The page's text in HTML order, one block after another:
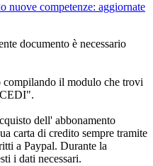
nuove competenze: aggiornate
documento è necessario
compilando il modulo che trovi
dell' abbonamento
carta di credito sempre tramite
a Paypal. Durante la
i dati necessari.